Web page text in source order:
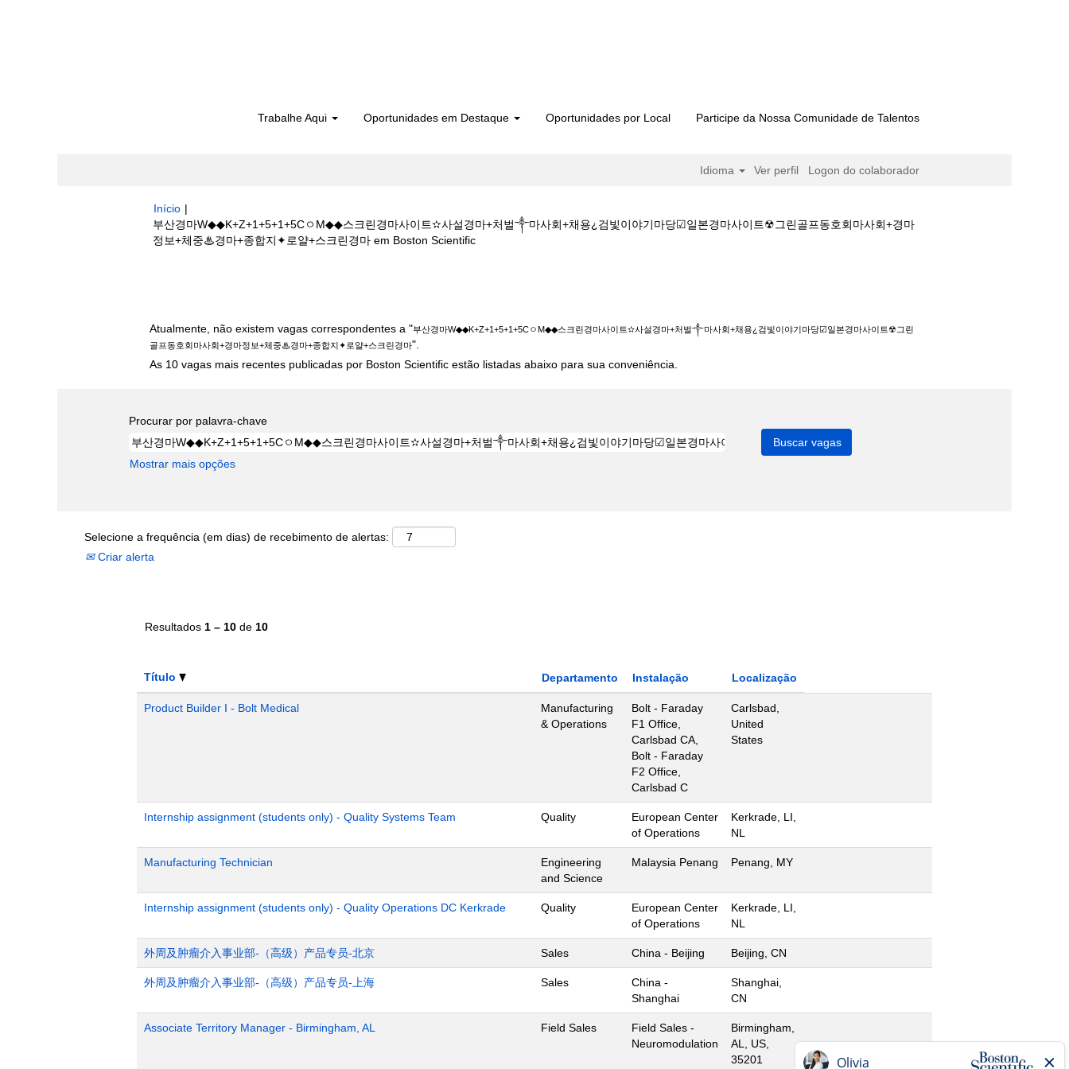
Trabalhe Aqui Oportunidades em Destaque Oportunidades por Local Participe da Nossa Comunidade de Talentos
Idioma Ver perfil Logon do colaborador
Início |
부산경마W◆◆K+Z+1+5+1+5CㅇM◆◆스크린경마사이트✫사설경마+처벌༒마사회+채용¿검빛이야기마당☑일본경마사이트☢그린골프동호회마사회+경마
정보+체중♨경마+종합지✦로얄+스크린경마 em Boston Scientific(página
Atualmente, não existem vagas correspondentes a "부산경마W◆◆K+Z+1+5+1+5CㅇM◆◆스크린경마사이트✫사설경마+처벌༒마사회+채용¿검빛이야기마당☑일본경마사이트☢그린
골프동호회마사회+경마정보+체중♨경마+종합지✦로얄+스크린경마".
As 10 vagas mais recentes publicadas por Boston Scientific estão listadas abaixo para sua conveniência.
Procurar por palavra-chave
Mostrar mais opções
Selecione a frequência (em dias) de recebimento de alertas:
Criar alerta
Resultados 1 – 10 de 10
Título Departamento Instalação Localização
Product Builder I - Bolt Medical
Manufacturing
& Operations
Bolt - Faraday
F1 Office,
Carlsbad CA,
Bolt - Faraday
F2 Office,
Carlsbad C
Carlsbad,
United
States
Internship assignment (students only) - Quality Systems Team Quality
European Center
of Operations
Kerkrade, LI,
NL
Manufacturing Technician
Engineering
and Science
Malaysia Penang Penang, MY
Internship assignment (students only) - Quality Operations DC Kerkrade Quality
European Center
of Operations
Kerkrade, LI,
NL
外周及肿瘤介入事业部-（高级）产品专员-北京 Sales China - Beijing Beijing, CN
外周及肿瘤介入事业部-（高级）产品专员-上海 Sales
China -
Shanghai
Shanghai,
CN
Associate Territory Manager - Birmingham, AL Field Sales
Field Sales -
Neuromodulation
Birmingham,
AL, US,
35201